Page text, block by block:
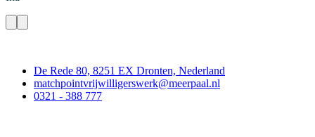
De Rede 80, 8251 EX Dronten, Nederland
matchpointvrijwilligerswerk@meerpaal.nl
0321 - 388 777